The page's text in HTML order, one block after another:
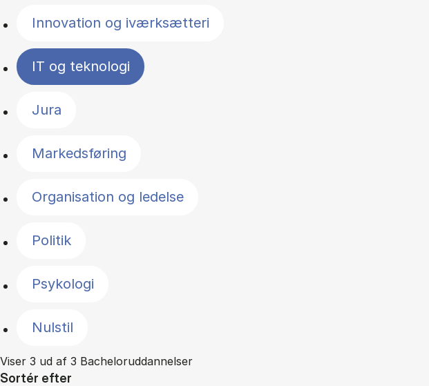
Innovation og iværksætteri
IT og teknologi
Jura
Markedsføring
Organisation og ledelse
Politik
Psykologi
Nulstil
Viser 3 ud af 3 Bacheloruddannelser
Sortér efter